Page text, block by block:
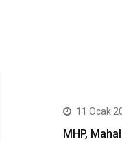
11 Ocak
MHP,